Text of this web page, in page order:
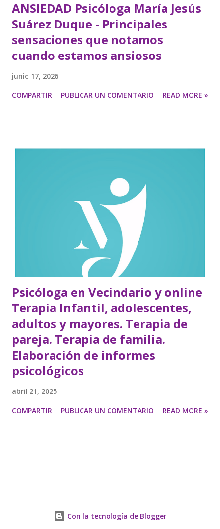
ANSIEDAD Psicóloga María Jesús
Suárez Duque - Principales
sensaciones que notamos
cuando estamos ansiosos
junio 17, 2026
COMPARTIR PUBLICAR UN COMENTARIO READ MORE »
Psicóloga en Vecindario y online
Terapia Infantil, adolescentes,
adultos y mayores. Terapia de
pareja. Terapia de familia.
Elaboración de informes
psicológicos
abril 21, 2025
COMPARTIR PUBLICAR UN COMENTARIO READ MORE »
Con la tecnología de Blogger